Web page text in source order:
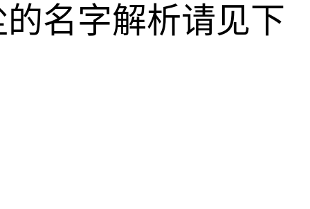
名字解析请见下